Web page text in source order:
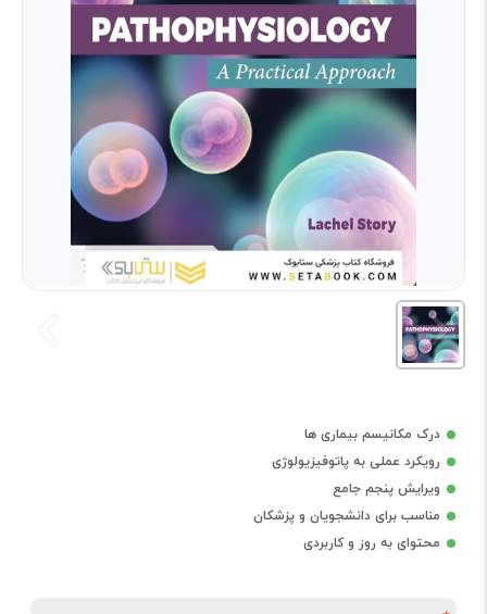
درک مکانیسم بیماری ها
رویکرد عملی به پاتوفیزیولوژی
ویرایش پنجم جامع
مناسب برای دانشجویان و پزشکان
محتوای به روز و کاربردی